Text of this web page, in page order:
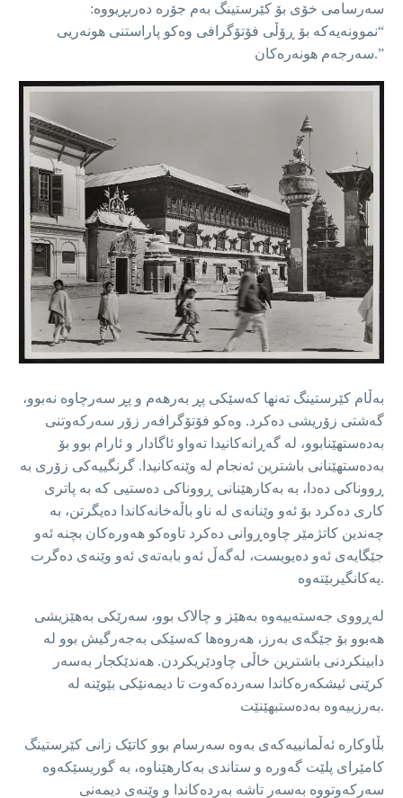
سەرسامی خۆی بۆ کێرستینگ بەم جۆرە دەربڕیووە:
“نموونەیەکە بۆ ڕۆڵی فۆتۆگرافی وەکو پاراستنی هونەریی
سەرجەم هونەرەکان.”
بەڵام کێرستینگ تەنها کەسێکی پڕ بەرهەم و پڕ سەرچاوە نەبوو،
گەشتی زۆریشی دەکرد. وەکو فۆتۆگرافەر زۆر سەرکەوتنی
بەدەستهێنابوو، لە گەڕانەکانیدا تەواو ئاگادار و ئارام بوو بۆ
بەدەستهێنانی باشترین ئەنجام لە وێنەکانیدا. گرنگییەکی زۆری بە
ڕووناکی دەدا، بە بەکارهێنانی ڕووناکی دەستیی کە بە پاتری
کاری دەکرد بۆ ئەو وێنانەی لە ناو باڵەخانەکاندا دەیگرتن، بە
چەندین کاتژمێر چاوەڕوانی دەکرد تاوەکو هەورەکان بچنە ئەو
جێگایەی ئەو دەیویست، لەگەڵ ئەو بابەتەی ئەو وێنەی دەگرت
یەکانگیربێتەوە.
لەڕووی جەستەییەوە بەهێز و چالاک بوو، سەرێکی بەهێزیشی
هەبوو بۆ جێگەی بەرز، هەروەها کەسێکی بەجەرگیش بوو لە
دابینکردنی باشترین خاڵی چاودێریکردن. هەندێکجار بەسەر
کرێنی ئیشکەرەکاندا سەردەکەوت تا دیمەنێکی بێوێنە لە
بەرزییەوە بەدەستبهێنێت.
بڵاوکارە ئەڵمانییەکەی بەوە سەرسام بوو کاتێک زانی کێرستینگ
کامێرای پلێت گەورە و ستاندی بەکارهێناوە، بە گوریسێکەوە
سەرکەوتووە بەسەر تاشە بەردەکاندا و وێنەی دیمەنی